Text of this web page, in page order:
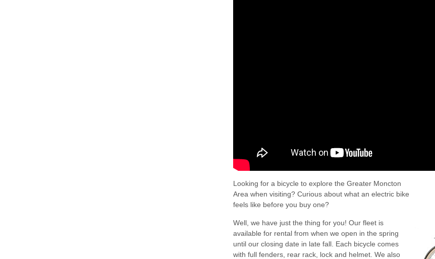
Looking for a bicycle to explore the Greater Moncton
Area when visiting? Curious about what an electric bike
feels like before you buy one?
Well, we have just the thing for you! Our fleet is
available for rental from when we open in the spring
until our closing date in late fall. Each bicycle comes
with full fenders, rear rack, lock and helmet. We also